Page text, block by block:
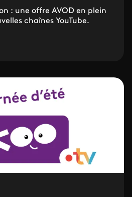
: une offre AVOD en plein
chaînes YouTube.